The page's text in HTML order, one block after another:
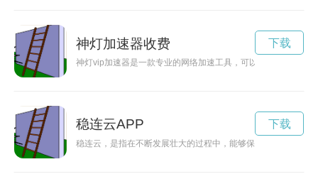
神灯加速器收费
神灯vip加速器是一款专业的网络加速工具，可以帮助用户快速
下载
稳连云APP
稳连云，是指在不断发展壮大的过程中，能够保持稳定连续的
下载